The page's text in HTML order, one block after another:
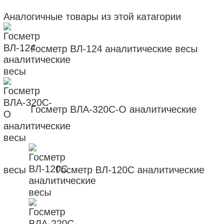
Аналогичные товары из этой катагории
Госметр ВЛ-124 аналитические весы
Госметр ВЛА-320С-О аналитические
весы Госметр ВЛ-120С аналитические